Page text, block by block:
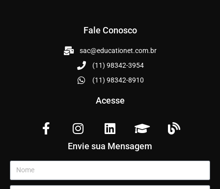
Fale Conosco
sac@educationet.com.br
(11) 98342-3954
(11) 98342-8910
Acesse
Envie sua Mensagem